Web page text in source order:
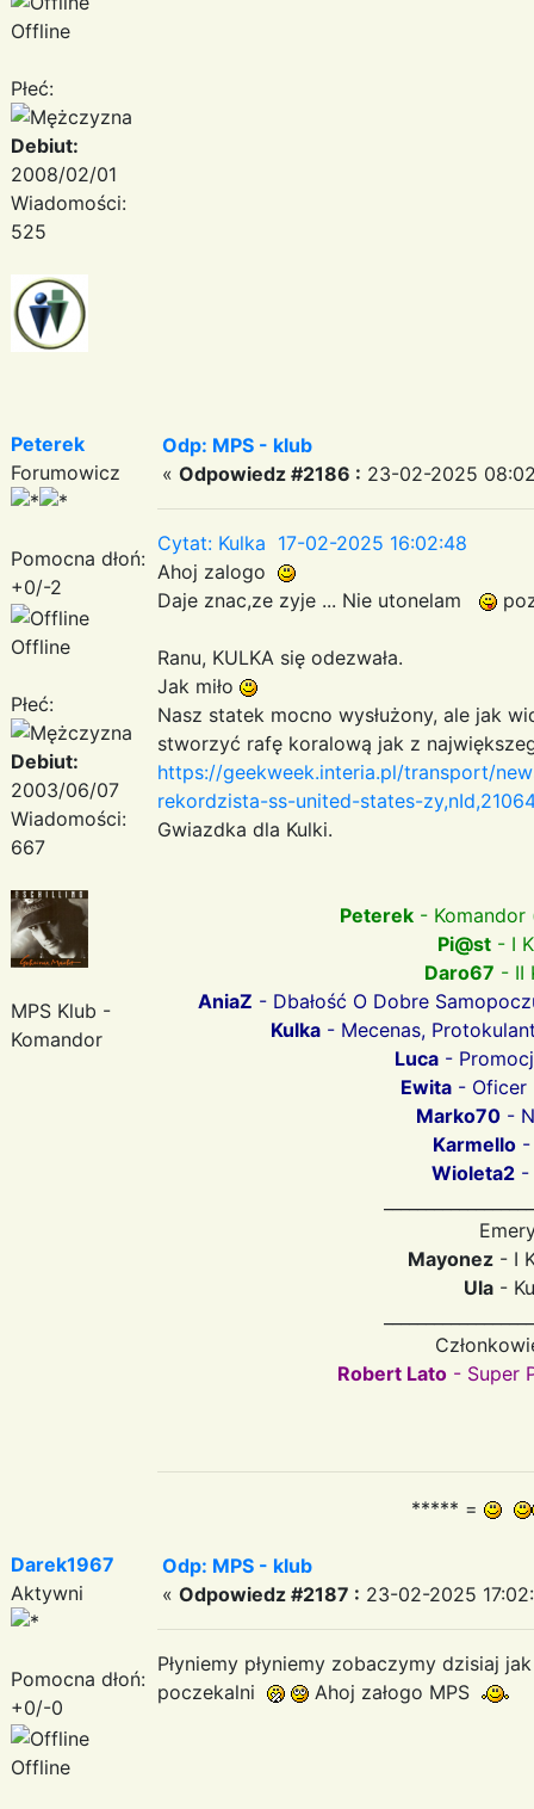
Offline
Płeć:
Debiut:
2008/02/01
Wiadomości:
525
Peterek
Forumowicz
Pomocna dłoń:
+0/-2
Offline
Płeć:
Debiut:
2003/06/07
Wiadomości:
667
MPS Klub -
Komandor
Odp: MPS - klub
« Odpowiedz #2186 : 23-02-2025
Cytat: Kulka 17-02-2025 16:02:48
Ahoj zalogo
Daje znac,ze zyje ... Nie utonelam
Ranu, KULKA się odezwała.
Jak miło
Nasz statek mocno wysłużony, ale jak
stworzyć rafę koralową jak z
https://geekweek.interia.pl/transport/
rekordzista-ss-united-states-
Gwiazdka dla Kulki.
Peterek -
Pi@st - I
Daro67 - II
AniaZ - Dbałość O Dobre
Kulka - Mecenas,
Luca -
Ewita -
Marko70 -
Karmello-
Wioleta2 -
Mayonez- I
Ula -
Robert Lato- Super
***** =
Darek1967
Aktywni
Pomocna dłoń:
+0/-0
Offline
Odp: MPS - klub
« Odpowiedz #2187 : 23-02-2025
Płyniemy płyniemy zobaczymy dzisiaj
poczekalni
Ahoj załogo MPS